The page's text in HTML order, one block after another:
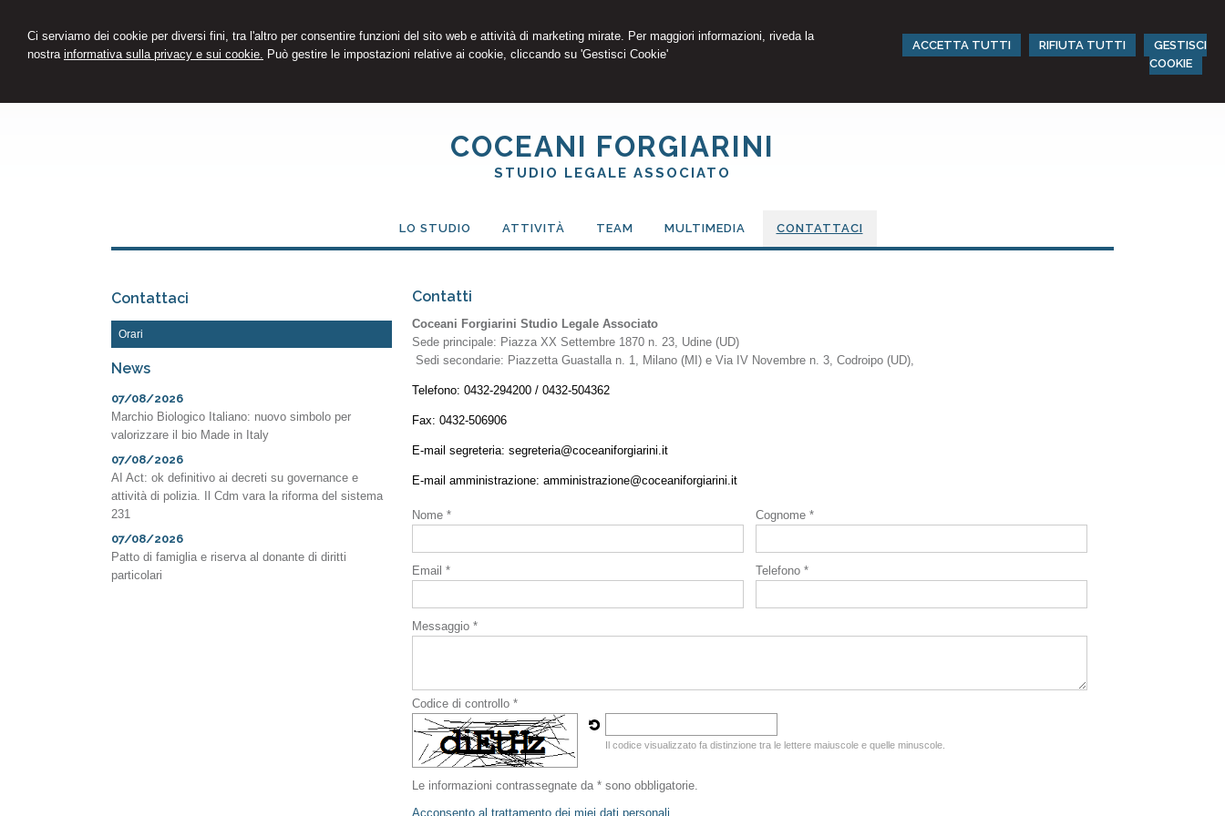
Ci serviamo dei cookie per diversi fini, tra l'altro per consentire funzioni del sito web e attività di marketing mirate. Per maggiori informazioni, riveda la
nostra informativa sulla privacy e sui cookie. Può gestire le impostazioni relative ai cookie, cliccando su 'Gestisci Cookie'
ACCETTA TUTTI RIFIUTA TUTTI
GESTISCI
COOKIE
COCEANI FORGIARINI
STUDIO LEGALE ASSOCIATO
LO STUDIO ATTIVITÀ TEAM MULTIMEDIA CONTATTACI
Contatti
Coceani Forgiarini Studio Legale Associato
Sede principale: Piazza XX Settembre 1870 n. 23, Udine (UD)
Sedi secondarie: Piazzetta Guastalla n. 1, Milano (MI) e Via IV Novembre n. 3, Codroipo (UD),
Telefono: 0432-294200 / 0432-504362
Fax: 0432-506906
E-mail segreteria: segreteria@coceaniforgiarini.it
E-mail amministrazione: amministrazione@coceaniforgiarini.it
Nome * Cognome *
Email * Telefono *
Messaggio *
Codice di controllo *
Il codice visualizzato fa distinzione tra le lettere maiuscole e quelle minuscole.
Le informazioni contrassegnate da * sono obbligatorie.
Acconsento al trattamento dei miei dati personali
Contattaci
Orari
News
07/08/2026
Marchio Biologico Italiano: nuovo simbolo per
valorizzare il bio Made in Italy
07/08/2026
AI Act: ok definitivo ai decreti su governance e
attività di polizia. Il Cdm vara la riforma del sistema
231
07/08/2026
Patto di famiglia e riserva al donante di diritti
particolari